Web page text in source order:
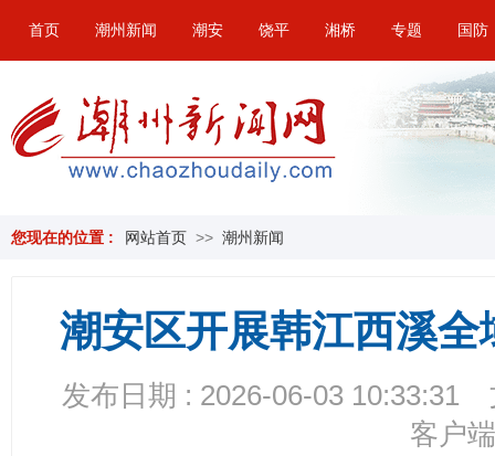
首页 潮州新闻 潮安 饶平 湘桥 专题 国防
您现在的位置 : 网站首页 >> 潮州新闻
潮安区开展韩江西溪
发布日期 : 2026-06-03 10:33:31
客户端